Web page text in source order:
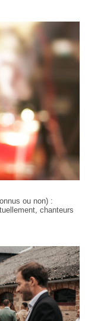
ou non) :
chanteurs